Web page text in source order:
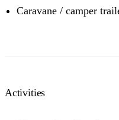
Caravane / camper
Activities